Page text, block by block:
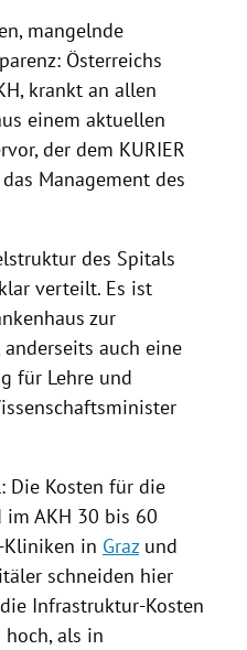
, mangelnde
Österreichs
krankt an allen
einem aktuellen
der dem KURIER
Management des
des Spitals
verteilt. Es ist
zur
auch eine
für Lehre und
Die Kosten für die
AKH 30 bis 60
Kliniken in Grazund
schneiden hier
Infrastruktur-Kosten
als in